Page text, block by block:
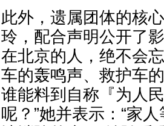
此外，遗属团体的核
玲，配合声明公开了
在北京的人，绝不会
车的轰鸣声、救护车
谁能料到自称『为人
呢？”她并表示：“家